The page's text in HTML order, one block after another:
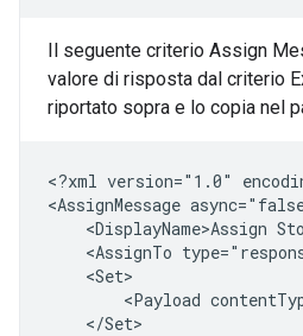
Il seguente criterio Assign
valore di risposta dal criterio
riportato sopra e lo copia nel
<?xml version="1.0"
<AssignMessage
<DisplayName>Assign
<AssignTo
<Payload
</Set>